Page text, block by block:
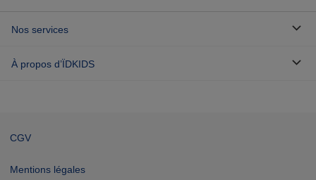
Nos services
À propos d’ÏDKIDS
CGV
Mentions légales